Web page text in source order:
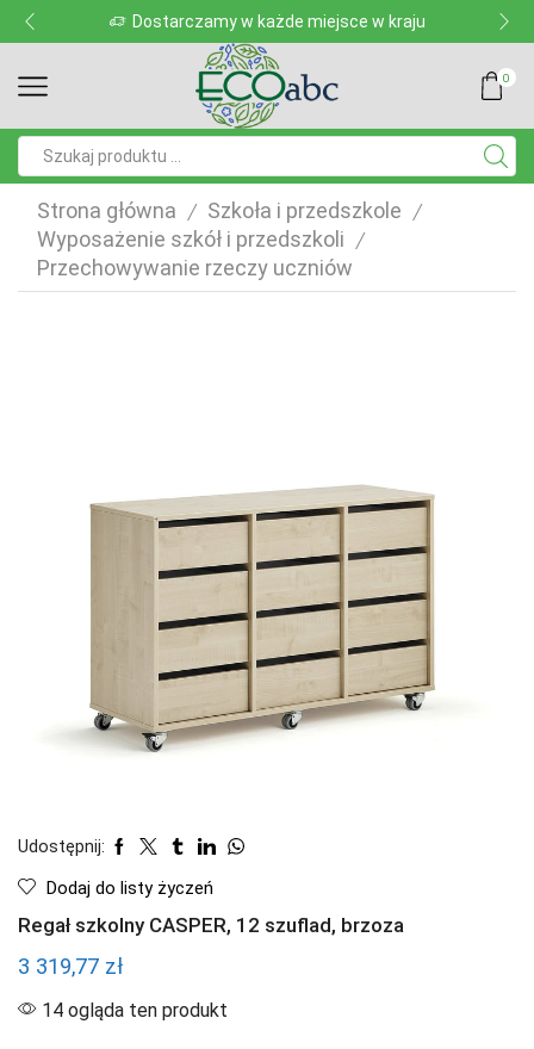
Dostarczamy w każde miejsce w kraju
0
Strona główna / Szkoła i przedszkole /
Wyposażenie szkół i przedszkoli /
Przechowywanie rzeczy uczniów
Udostępnij:
Dodaj do listy życzeń
Regał szkolny CASPER, 12 szuflad, brzoza
3 319,77 zł
14 ogląda ten produkt